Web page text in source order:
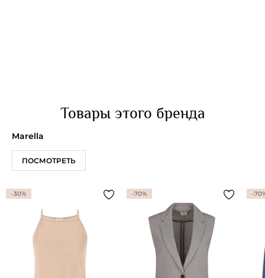
Товары этого бренда
Marella
ПОСМОТРЕТЬ
-30% -70% -